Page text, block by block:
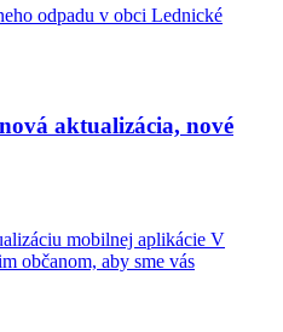
odpadu v obci Lednické
aktualizácia, nové
mobilnej aplikácie V
občanom, aby sme vás